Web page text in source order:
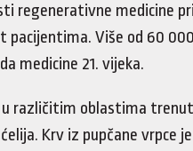
regenerativne medicine
pacijentima. Više od 60
medicine 21. vijeka.
različitim oblastima
Krv iz pupčane vrpce